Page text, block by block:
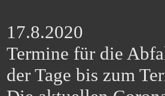
17.8.2020
Termine für die
der Tage bis zum